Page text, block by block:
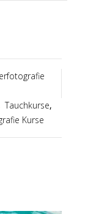
Tauchkurse,
Kurse